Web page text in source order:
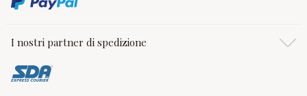
I nostri partner di spedizione